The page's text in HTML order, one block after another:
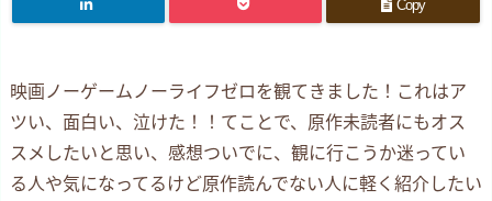
Copy
映画ノーゲームノーライフゼロを観てきました！これはア
ツい、面白い、泣けた！！てことで、原作未読者にもオス
スメしたいと思い、感想ついでに、観に行こうか迷ってい
る人や気になってるけど原作読んでない人に軽く紹介したい